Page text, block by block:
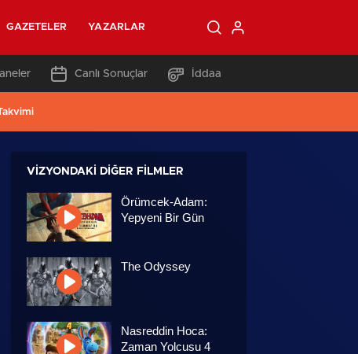
GAZETELER YAZARLAR
Canlı Sonuçlar İddaa
VIZYONDAKI DIĞER FILMLER
Örümcek-Adam:
Yepyeni Bir Gün
The Odyssey
Nasreddin Hoca:
Zaman Yolcusu 4